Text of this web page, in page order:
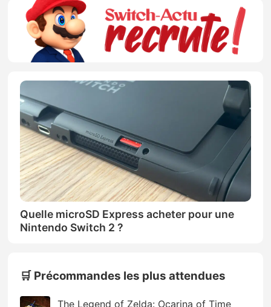
Quelle microSD Express acheter pour une
Nintendo Switch 2 ?
🛒 Précommandes les plus attendues
The Legend of Zelda: Ocarina of Time